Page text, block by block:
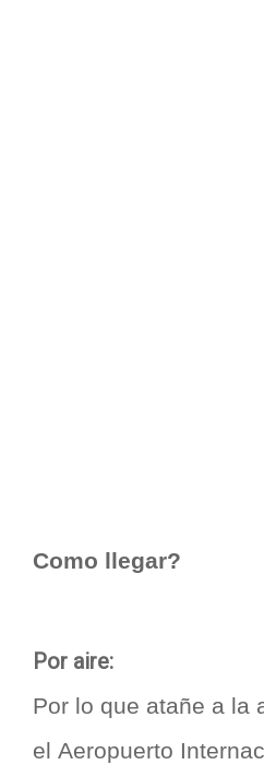
Como llegar?
Por aire:
Por lo que atañe a la
el Aeropuerto